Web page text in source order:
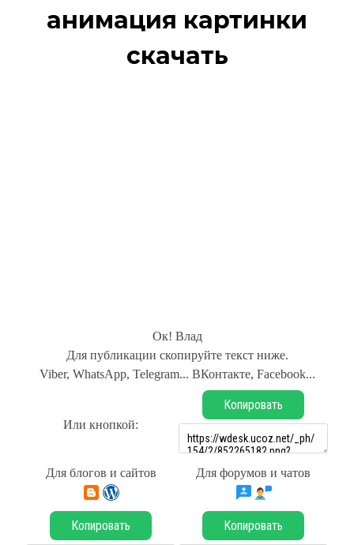
анимация картинки
скачать
Ок! Влад
Для публикации скопируйте текст ниже.
Viber, WhatsApp, Telegram... ВКонтакте, Facebook...
Или кнопкой:
Копировать
Для блогов и сайтов Для форумов и чатов
Копировать Копировать